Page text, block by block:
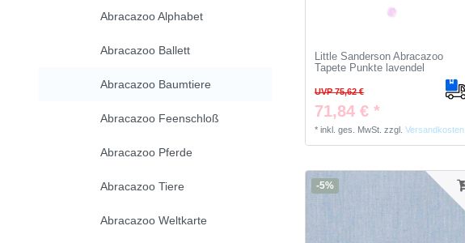
Abracazoo Alphabet
Abracazoo Ballett
Abracazoo Baumtiere
Abracazoo Feenschloß
Abracazoo Pferde
Abracazoo Tiere
Abracazoo Weltkarte
Little Sanderson Abracazoo
Tapete Punkte lavendel
UVP 75,62 €
71,84 € *
*inkl. ges. MwSt. zzgl.Versandkosten
-5%